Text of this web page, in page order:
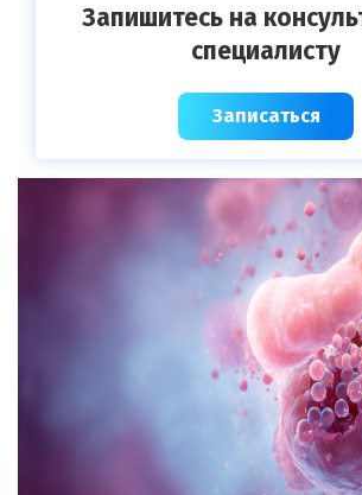
Запишитесь на
специалисту
Записаться